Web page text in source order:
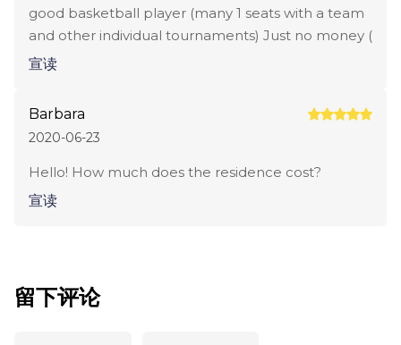
good basketball player (many 1 seats with a team
and other individual tournaments) Just no money (
宣读
Barbara
2020-06-23
Hello! How much does the residence cost?
宣读
留下评论